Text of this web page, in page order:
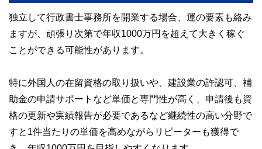
独立して行政書士事務所を開業する場合、運の要素も絡み
ますが、頑張り次第で年収1000万円を超えて大きく稼ぐ
ことができる可能性があります。
特に外国人の在留資格の取り扱いや、建設業の許認可、補
助金の申請サポートなど単価と専門性が高く、申請後も資
格の更新や実績報告が必要であるなど継続性の高い分野で
すと1件当たりの単価を高めながらリピーターも獲得で